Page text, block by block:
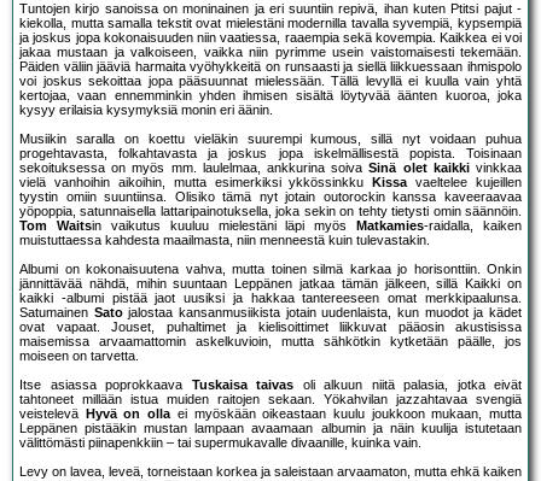
Tuntojen kirjo sanoissa on moninainen ja eri suuntiin repivä, ihan kuten Ptitsi pajut -
kiekolla, mutta samalla tekstit ovat mielestäni modernilla tavalla syvempiä, kypsempiä
ja joskus jopa kokonaisuuden niin vaatiessa, raaempia sekä kovempia. Kaikkea ei voi
jakaa mustaan ja valkoiseen, vaikka niin pyrimme usein vaistomaisesti tekemään.
Päiden väliin jääviä harmaita vyöhykkeitä on runsaasti ja siellä liikkuessaan ihmispolo
voi joskus sekoittaa jopa pääsuunnat mielessään. Tällä levyllä ei kuulla vain yhtä
kertojaa, vaan ennemminkin yhden ihmisen sisältä löytyvää äänten kuoroa, joka
kysyy erilaisia kysymyksiä monin eri äänin.
Musiikin saralla on koettu vieläkin suurempi kumous, sillä nyt voidaan puhua
progehtavasta, folkahtavasta ja joskus jopa iskelmällisestä popista. Toisinaan
sekoituksessa on myös mm. laulelmaa, ankkurina soivaSinä olet kaikkivinkkaa
vielä vanhoihin aikoihin, mutta esimerkiksi ykkössinkku
Kissavaeltelee kujeillen
tyystin omiin suuntiinsa. Olisiko tämä nyt jotain outorockin kanssa kaveeraavaa
yöpoppia, satunnaisella lattaripainotuksella, joka sekin on tehty tietysti omin säännöin.
Tom Waitsin vaikutus kuuluu mielestäni läpi myös Matkamies-raidalla, kaiken
muistuttaessa kahdesta maailmasta, niin menneestä kuin tulevastakin.
Albumi on kokonaisuutena vahva, mutta toinen silmä karkaa jo horisonttiin. Onkin
jännittävää nähdä, mihin suuntaan Leppänen jatkaa tämän jälkeen, sillä Kaikki on
kaikki -albumi pistää jaot uusiksi ja hakkaa tantereeseen omat merkkipaalunsa.
Satumainen Satojalostaa kansanmusiikista jotain uudenlaista, kun muodot ja kädet
ovat vapaat. Jouset, puhaltimet ja kielisoittimet liikkuvat pääosin akustisissa
maisemissa arvaamattomin askelkuvioin, mutta sähkötkin kytketään päälle, jos
moiseen on tarvetta.
Itse asiassa poprokkaava Tuskaisa taivas oli alkuun niitä palasia, jotka eivät
tahtoneet millään istua muiden raitojen sekaan. Yökahvilan jazzahtavaa svengiä
veistelevä
Hyvä on ollaei myöskään oikeastaan kuulu joukkoon mukaan, mutta
Leppänen pistääkin mustan lampaan avaamaan albumin ja näin kuulija istutetaan
välittömästi piinapenkkiin – tai supermukavalle divaanille, kuinka vain.
Levy on lavea, leveä, torneistaan korkea ja saleistaan arvaamaton, mutta ehkä kaiken